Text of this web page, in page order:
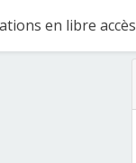
en libre accès